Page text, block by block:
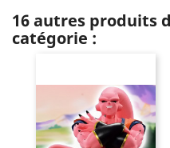
16 autres produits
catégorie :